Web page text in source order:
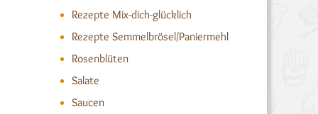
Rezepte Mix-dich-glücklich
Rezepte Semmelbrösel/Paniermehl
Rosenblüten
Salate
Saucen